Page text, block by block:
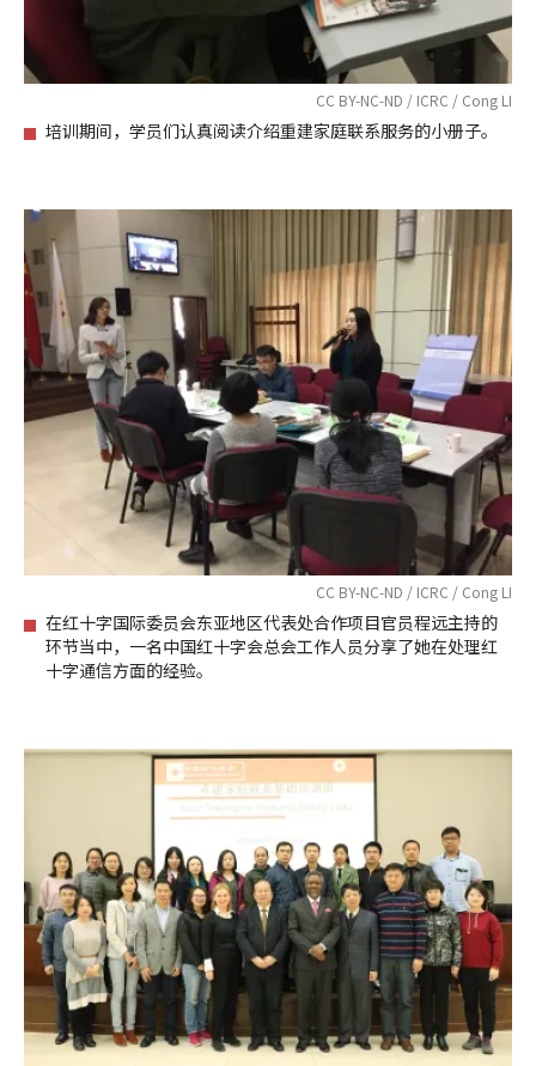
CC BY-NC-ND / ICRC / Cong LI
培训期间，学员们认真阅读介绍重建家庭联系服务的小册子。
CC BY-NC-ND / ICRC / Cong LI
在红十字国际委员会东亚地区代表处合作项目官员程远主持的
环节当中，一名中国红十字会总会工作人员分享了她在处理红
十字通信方面的经验。